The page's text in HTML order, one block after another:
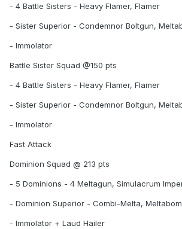
- 4 Battle Sisters - Heavy Flamer, Flamer
- Sister Superior - Condemnor Boltgun,
- Immolator
Battle Sister Squad @150 pts
- 4 Battle Sisters - Heavy Flamer, Flamer
- Sister Superior - Condemnor Boltgun,
- Immolator
Fast Attack
Dominion Squad @ 213 pts
- 5 Dominions - 4 Meltagun, Simulacrum
- Dominion Superior - Combi-Melta,
- Immolator + Laud Hailer